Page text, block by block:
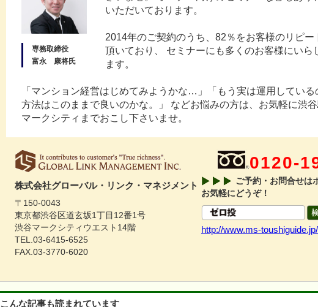
専務取締役
富永 康将氏
いただいております。
2014年のご契約のうち、82％をお客様のリピー
頂いており、 セミナーにも多くのお客様にいら
ます。
「マンション経営はじめてみようかな…」「もう実は運用している
方法はこのままで良いのかな。」 などお悩みの方は、お気軽に渋
マークシティまでおこし下さいませ。
株式会社グローバル・リンク・マネジメント
〒150-0043
東京都渋谷区道玄坂1丁目12番1号
渋谷マークシティウエスト14階
TEL.03-6415-6525
FAX.03-3770-6020
0120-
ご予約・お問合せは
お気軽にどうぞ！
http://www.ms-toushiguide.jp/
こんな記事も読まれています